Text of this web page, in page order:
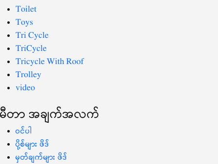
Toilet
Toys
Tri Cycle
TriCycle
Tricycle With Roof
Trolley
video
မီတာ အချက်အလက်
ဝင်ပါ
ပို့စ်များ ဖိဒ်
မှတ်ချက်များ ဖိဒ်